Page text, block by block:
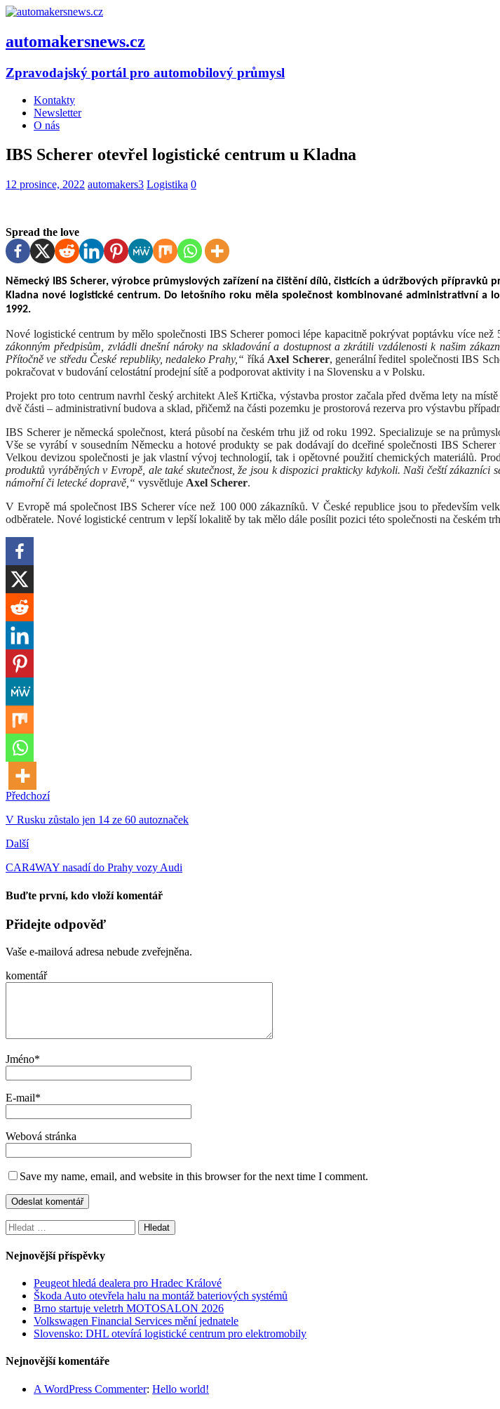
automakersnews.cz
Zpravodajský portál pro automobilový průmysl
Kontakty
Newsletter
O nás
IBS Scherer otevřel logistické centrum u Kladna
12 prosince, 2022 automakers3 Logistika 0
Spread the love
Německý IBS Scherer, výrobce průmyslových zařízení na čištění dílů, čisticích a údržbových přípravků
Kladna nové logistické centrum. Do letošního roku měla společnost kombinované administrativní a
1992.
Nové logistické centrum by mělo společnosti IBS Scherer pomoci lépe kapacitně pokrývat poptávku více
zákonným předpisům, zvládli dnešní nároky na skladování a dostupnost a zkrátili vzdálenosti k našim
Přítočně ve středu České republiky, nedaleko Prahy,“ říká Axel Scherer, generální ředitel společnosti IBS
pokračovat v budování celostátní prodejní sítě a podporovat aktivity i na Slovensku a v Polsku.
Projekt pro toto centrum navrhl český architekt Aleš Krtička, výstavba prostor začala před dvěma lety na
dvě části – administrativní budova a sklad, přičemž na části pozemku je prostorová rezerva pro výstavbu
IBS Scherer je německá společnost, která působí na českém trhu již od roku 1992. Specializuje se na
Vše se vyrábí v sousedním Německu a hotové produkty se pak dodávají do dceřiné společnosti IBS
Velkou devizou společnosti je jak vlastní vývoj technologií, tak i opětovné použití chemických materiálů.
produktů vyráběných v Evropě, ale také skutečnost, že jsou k dispozici prakticky kdykoli. Naši čeští
námořní či letecké dopravě,“ vysvětluje Axel Scherer.
V Evropě má společnost IBS Scherer více než 100 000 zákazníků. V České republice jsou to především
odběratele. Nové logistické centrum v lepší lokalitě by tak mělo dále posílit pozici této společnosti na českém
Předchozí
V Rusku zůstalo jen 14 ze 60 autoznaček
Další
CAR4WAY nasadí do Prahy vozy Audi
Buďte první, kdo vloží komentář
Přidejte odpověď
Vaše e-mailová adresa nebude zveřejněna.
komentář
Jméno*
E-mail*
Webová stránka
Save my name, email, and website in this browser for the next time I comment.
Vyhledávání
Nejnovější příspěvky
Peugeot hledá dealera pro Hradec Králové
Škoda Auto otevřela halu na montáž bateriových systémů
Brno startuje veletrh MOTOSALON 2026
Volkswagen Financial Services mění jednatele
Slovensko: DHL otevírá logistické centrum pro elektromobily
Nejnovější komentáře
A WordPress Commenter: Hello world!